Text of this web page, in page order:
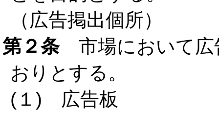
（広告掲出個所）
第２条市場において広
おりとする。
(１) 広告板